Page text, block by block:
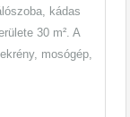
kádas
30 m². A
mosógép,